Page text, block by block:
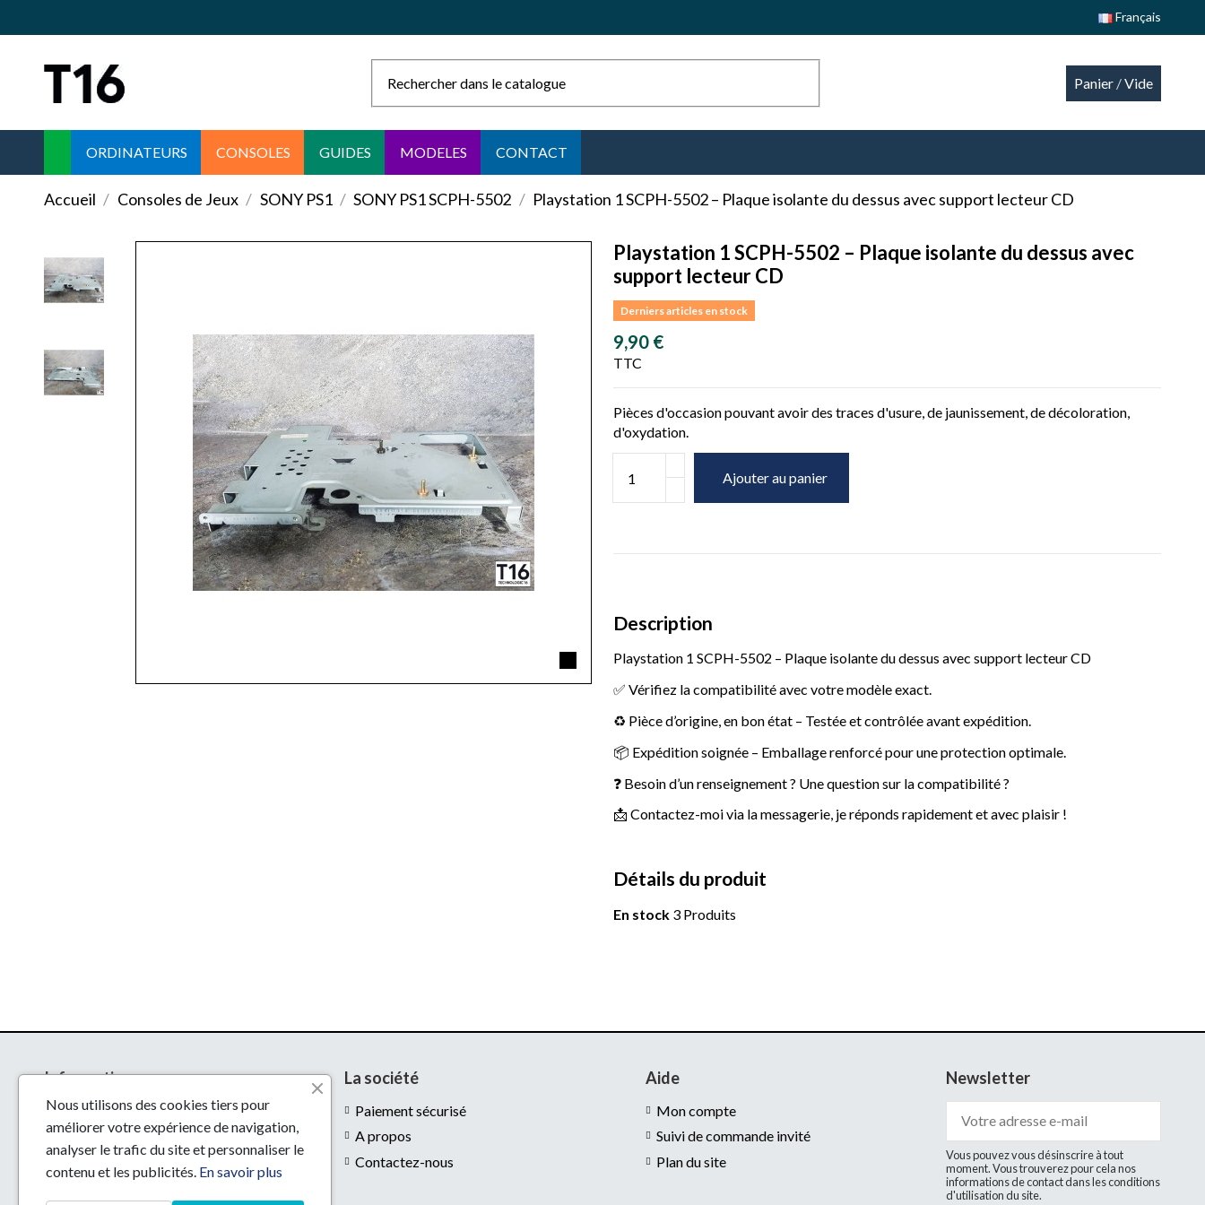
Français
Panier /Vide
ORDINATEURS CONSOLES GUIDES MODELES CONTACT
Accueil Consoles de Jeux SONY PS1 SONY PS1 SCPH-5502 Playstation 1 SCPH-5502 – Plaque isolante du dessus avec support lecteur CD
Playstation 1 SCPH-5502 – Plaque isolante du dessus avec
support lecteur CD
Derniers articles en stock
9,90 €
TTC
Pièces d'occasion pouvant avoir des traces d'usure, de jaunissement, de décoloration,
d'oxydation.
Ajouter au panier
Description
Playstation 1 SCPH-5502 – Plaque isolante du dessus avec support lecteur CD
✅ Vérifiez la compatibilité avec votre modèle exact.
♻️ Pièce d’origine, en bon état – Testée et contrôlée avant expédition.
📦 Expédition soignée – Emballage renforcé pour une protection optimale.
❓ Besoin d’un renseignement ? Une question sur la compatibilité ?
📩 Contactez-moi via la messagerie, je réponds rapidement et avec plaisir !
Détails du produit
En stock 3 Produits
Informations
Livraison
Mentions légales
Conditions d'utilisation
La société
Paiement sécurisé
A propos
Contactez-nous
Aide
Mon compte
Suivi de commande invité
Plan du site
Newsletter
Vous pouvez vous désinscrire à tout
moment. Vous trouverez pour cela nos
informations de contact dans les conditions
d'utilisation du site.
Nous utilisons des cookies tiers pour
améliorer votre expérience de navigation,
analyser le trafic du site et personnaliser le
contenu et les publicités. En savoir plus